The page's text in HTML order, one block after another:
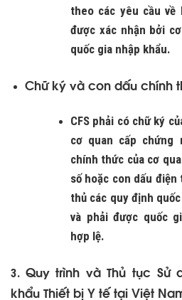
theo các yêu cầu về
được xác nhận bởi
quốc gia nhập khẩu.
Chữ ký và con dấu chính
CFS phải có chữ ký
cơ quan cấp chứng
chính thức của cơ
số hoặc con dấu
thủ các quy định
và phải được quốc
hợp lệ.
3. Quy trình và Thủ tục Sử
khẩu Thiết bị Y tế tại Việt